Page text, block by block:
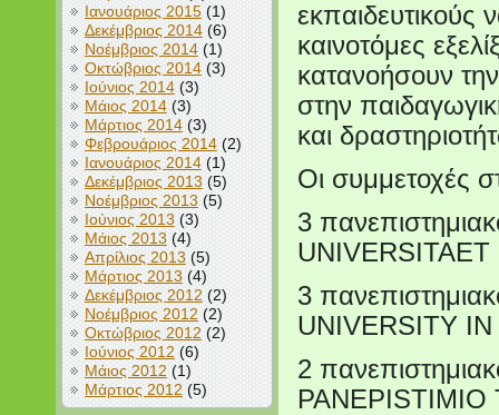
Ιανουάριος 2015(1)
Δεκέμβριος 2014(6)
Νοέμβριος 2014(1)
Οκτώβριος 2014(3)
Ιούνιος 2014(3)
Μάιος 2014(3)
Μάρτιος 2014(3)
Φεβρουάριος 2014(2)
Ιανουάριος 2014(1)
Δεκέμβριος 2013 (5)
Νοέμβριος 2013(5)
Ιούνιος 2013(3)
Μάιος 2013(4)
Απρίλιος 2013 (5)
Μάρτιος 2013 (4)
Δεκέμβριος 2012 (2)
Νοέμβριος 2012 (2)
Οκτώβριος 2012 (2)
Ιούνιος 2012 (6)
Μάιος 2012 (1)
Μάρτιος 2012 (5)
εκπαιδευτικούς
καινοτόμες
κατανοήσουν
στην
και
Οι συμμετοχές
3
UNIVERSITAET
3
UNIVERSITY IN
2
PANEPISTIMIO